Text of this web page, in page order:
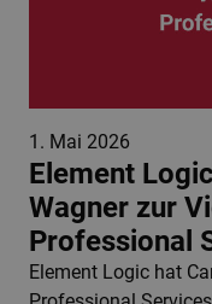
1. Mai 2026
Element
Wagner zur
Professional
Element Logic hat